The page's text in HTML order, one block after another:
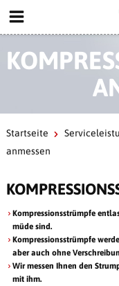
Startseite
anmessen
Kompressionsstrümpfe
müde sind.
Kompressionsstrümpfe
aber auch ohne
Wir messen Ihnen den
mit ihm.